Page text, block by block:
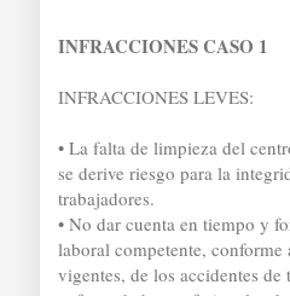
INFRACCIONES CASO 1
INFRACCIONES LEVES:
• La falta de limpieza del
se derive riesgo para la
trabajadores.
• No dar cuenta en tiempo y
laboral competente, conforme
vigentes, de los accidentes